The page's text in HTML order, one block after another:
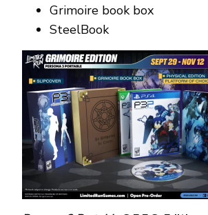
Grimoire book box
SteelBook